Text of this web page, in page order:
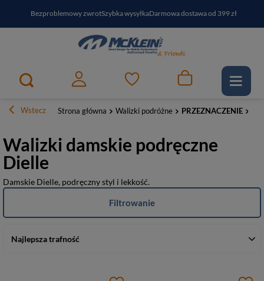
Bezproblemowy zwrotSzybka wysyłkaDarmowa dostawa od 399 zł
PayPo - kup i zapłać za30 dniZapisz się do newslettera i odbierz RABAT
Wstecz Strona główna Walizki podróżne PRZEZNACZENIE
Walizki damskie podręczne
Dielle
Damskie Dielle, podręczny styl i lekkość.
Najlepsza trafność
Filtrowanie